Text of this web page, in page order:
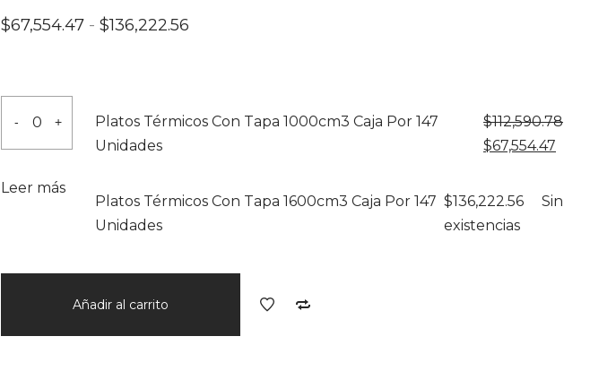
$67,554.47 - $136,222.56
$136,222.56
-
Térmicos
Con
Tapa
147
+
Platos Térmicos Con Tapa 1000cm3 Caja Por 147
Unidades
$112,590.78
El
original
era:
$67,554.47
Leer más
Platos Térmicos Con Tapa 1600cm3 Caja Por 147
Unidades
$136,222.56
Sin
existencias
Añadir al carrito